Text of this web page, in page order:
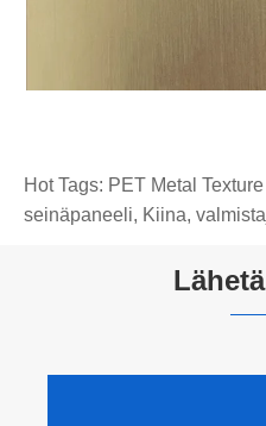
Hot Tags: PET Metal
seinäpaneeli, Kiina,